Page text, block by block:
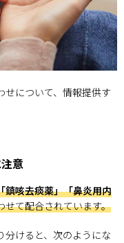
せについて、情報提供す
意
鎮咳去痰薬」「鼻炎用内
せて配合されています。
分けると、次のようにな